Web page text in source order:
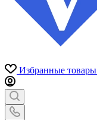
Избранные товары